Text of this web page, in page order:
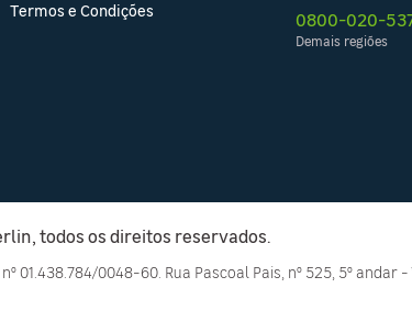
Termos e Condições 0800-020-
Demais regiões
todos os direitos reservados.
0048-60. Rua Pascoal Pais, nº 525, 5º andar